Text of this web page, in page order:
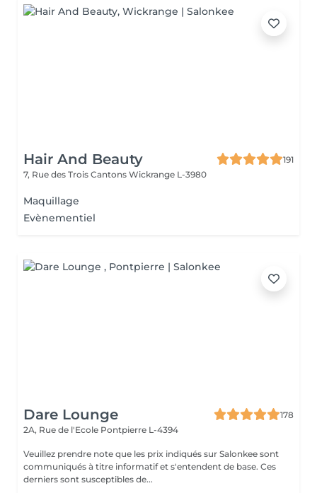
Hair And Beauty
191
7, Rue des Trois Cantons Wickrange L-3980
Maquillage
Evènementiel
Dare Lounge
178
2A, Rue de l'Ecole Pontpierre L-4394
Veuillez prendre note que les prix indiqués sur Salonkee sont
communiqués à titre informatif et s'entendent de base. Ces
derniers sont susceptibles de...